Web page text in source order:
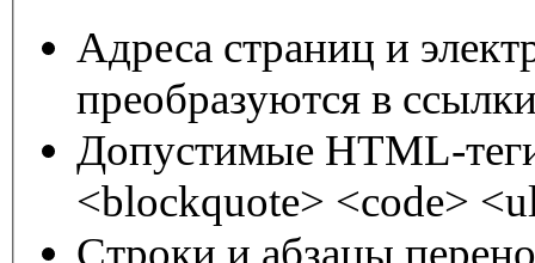
Адреса страниц и
преобразуются в
Допустимые HTML-
<blockquote> <code>